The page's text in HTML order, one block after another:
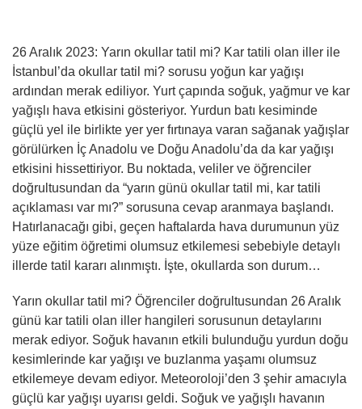
26 Aralık 2023: Yarın okullar tatil mi? Kar tatili olan iller ile
İstanbul’da okullar tatil mi? sorusu yoğun kar yağışı
ardından merak ediliyor. Yurt çapında soğuk, yağmur ve kar
yağışlı hava etkisini gösteriyor. Yurdun batı kesiminde
güçlü yel ile birlikte yer yer fırtınaya varan sağanak yağışlar
görülürken İç Anadolu ve Doğu Anadolu’da da kar yağışı
etkisini hissettiriyor. Bu noktada, veliler ve öğrenciler
doğrultusundan da “yarın günü okullar tatil mi, kar tatili
açıklaması var mı?” sorusuna cevap aranmaya başlandı.
Hatırlanacağı gibi, geçen haftalarda hava durumunun yüz
yüze eğitim öğretimi olumsuz etkilemesi sebebiyle detaylı
illerde tatil kararı alınmıştı. İşte, okullarda son durum…
Yarın okullar tatil mi? Öğrenciler doğrultusundan 26 Aralık
günü kar tatili olan iller hangileri sorusunun detaylarını
merak ediyor. Soğuk havanın etkili bulunduğu yurdun doğu
kesimlerinde kar yağışı ve buzlanma yaşamı olumsuz
etkilemeye devam ediyor. Meteoroloji’den 3 şehir amacıyla
güçlü kar yağışı uyarısı geldi. Soğuk ve yağışlı havanın